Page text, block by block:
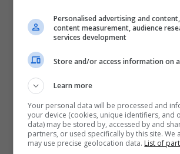
Personalised advertising and
content measurement, audience
services development
Store and/or access information on
Learn more
Your personal data will be processed and
your device (cookies, unique identifiers, and
data) may be stored by, accessed by and
partners, or used specifically by this site. We
may use precise geolocation data. List of